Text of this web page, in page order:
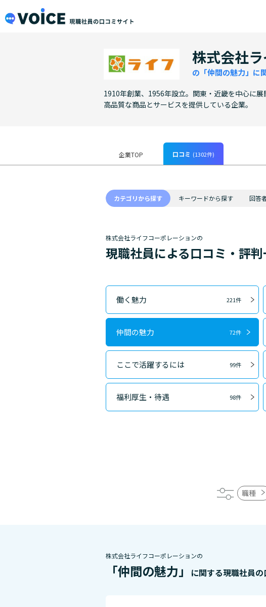
メインコンテンツにスキップ
株式会社
の「仲間の魅力」に
1910年創業、1956年設立。関東・近畿を中心に
高品質な商品とサービスを提供している企業。
企業TOP 口コミ (1302件)
カテゴリから探す キーワードから探す 回答
株式会社ライフコーポレーションの
現職社員による口コミ・評判
働く魅力 221件
仲間の魅力 72件
ここで活躍するには 99件
福利厚生・待遇 98件
職種
株式会社ライフコーポレーションの
「仲間の魅力」 に関する現職社員